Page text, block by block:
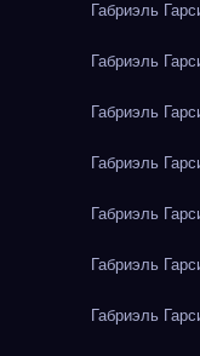
Габриэль
Габриэль
Габриэль
Габриэль
Габриэль
Габриэль
Габриэль